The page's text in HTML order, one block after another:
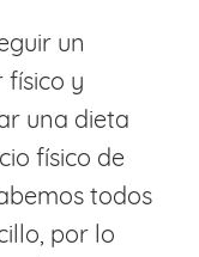
un
físico y
una dieta
físico de
todos
por lo